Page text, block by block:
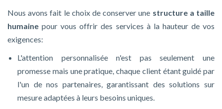
Nous avons fait le choix de conserver une structure a taille
humaine pour vous offrir des services à la hauteur de vos
exigences:
L'attention personnalisée n'est pas seulement une
promesse mais une pratique, chaque client étant guidé par
l'un de nos partenaires, garantissant des solutions sur
mesure adaptées à leurs besoins uniques.